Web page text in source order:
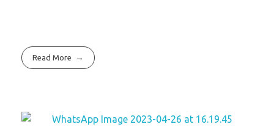
Read More